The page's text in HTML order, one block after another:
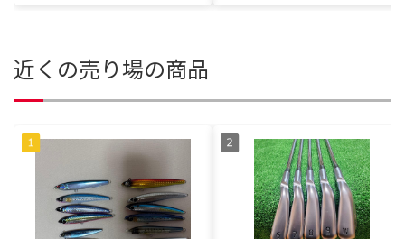
近くの売り場の商品